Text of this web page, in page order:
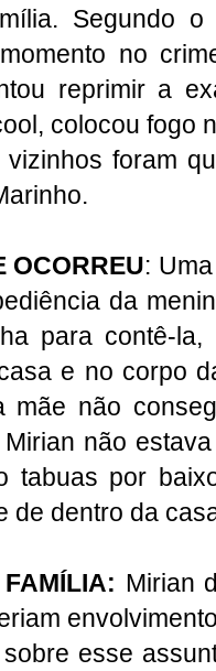
Segundo
no
reprimir a
colocou fogo
foram
OCORREU:
da
para contê-
e no corpo
mãe não
não
tabuas por
de dentro da
Mirian
esse